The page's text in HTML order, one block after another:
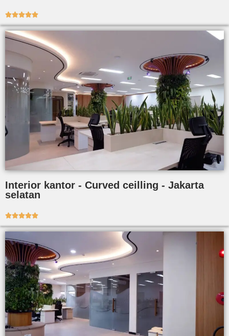

Interior kantor - Curved ceilling - Jakarta
selatan
